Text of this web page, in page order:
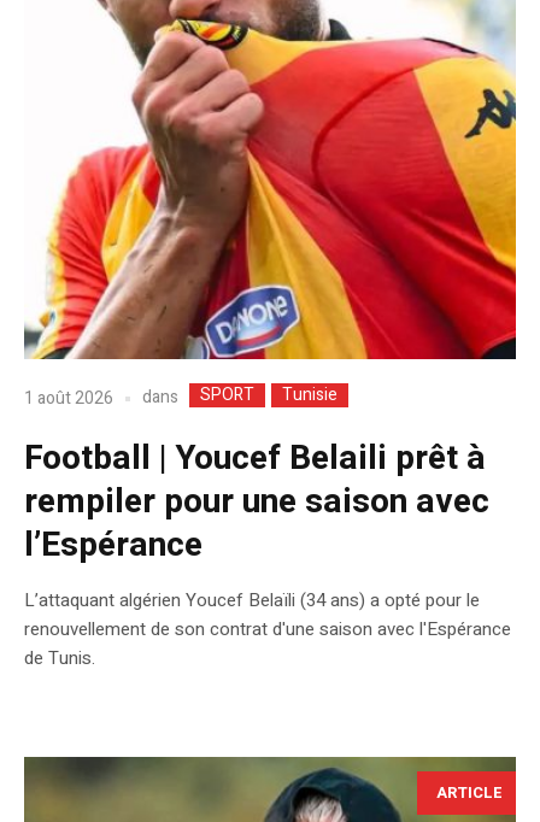
1 août 2026 dans SPORT Tunisie
Football | Youcef Belaili prêt à
rempiler pour une saison avec
l’Espérance
L’attaquant algérien Youcef Belaïli (34 ans) a opté pour le
renouvellement de son contrat d'une saison avec l'Espérance
de Tunis.
ARTICLE